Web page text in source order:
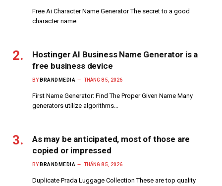
Free Ai Character Name Generator The secret to a good
character name…
Hostinger AI Business Name Generator is a
free business device
BY BRANDMEDIA THÁNG 8 5, 2026
First Name Generator: Find The Proper Given Name Many
generators utilize algorithms…
As may be anticipated, most of those are
copied or impressed
BY BRANDMEDIA THÁNG 8 5, 2026
Duplicate Prada Luggage Collection These are top quality